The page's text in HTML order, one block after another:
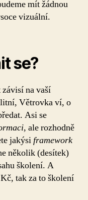
mít žádnou
vizuální.
se?
závisí na vaší
Větrovka ví, o
Asi se
, ale rozhodně
jakýsi framework
několik (desítek)
školení. A
tak za to školení